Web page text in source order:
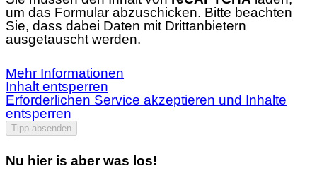
um das Formular abzuschicken. Bitte beachten
Sie, dass dabei Daten mit Drittanbietern
ausgetauscht werden.
Mehr Informationen
Inhalt entsperren
Erforderlichen Service akzeptieren und Inhalte
entsperren
Tipp absenden
Nu hier is aber was los!